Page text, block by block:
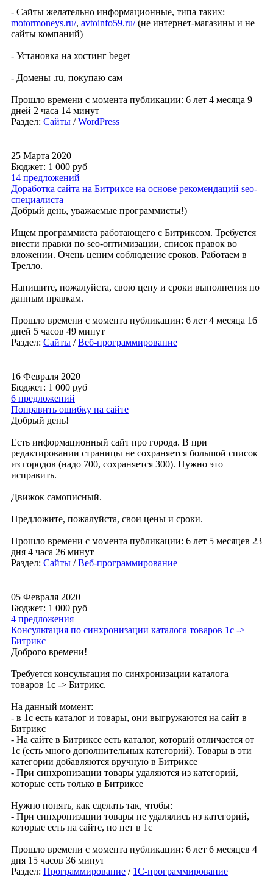
- Сайты желательно информационные, типа таких:
motormoneys.ru/, avtoinfo59.ru/(не интернет-магазины и не
сайты компаний)
- Установка на хостинг beget
- Домены .ru, покупаю сам
Прошло времени с момента публикации: 6 лет 4 месяца 9
дней 2 часа 14 минут
Раздел: Сайты /WordPress
25 Марта 2020
Бюджет: 1 000 руб
14 предложений
Доработка сайта на Битриксе на основе рекомендаций seo-
специалиста
Добрый день, уважаемые программисты!)
Ищем программиста работающего с Битриксом. Требуется
внести правки по seo-оптимизации, список правок во
вложении. Очень ценим соблюдение сроков. Работаем в
Трелло.
Напишите, пожалуйста, свою цену и сроки выполнения по
данным правкам.
Прошло времени с момента публикации: 6 лет 4 месяца 16
дней 5 часов 49 минут
Раздел: Сайты /Веб-программирование
16 Февраля 2020
Бюджет: 1 000 руб
6 предложений
Поправить ошибку на сайте
Добрый день!
Есть информационный сайт про города. В при
редактировании страницы не сохраняется большой список
из городов (надо 700, сохраняется 300). Нужно это
исправить.
Движок самописный.
Предложите, пожалуйста, свои цены и сроки.
Прошло времени с момента публикации: 6 лет 5 месяцев 23
дня 4 часа 26 минут
Раздел: Сайты /Веб-программирование
05 Февраля 2020
Бюджет: 1 000 руб
4 предложения
Консультация по синхронизации каталога товаров 1с ->
Битрикс
Доброго времени!
Требуется консультация по синхронизации каталога
товаров 1с -> Битрикс.
На данный момент:
- в 1с есть каталог и товары, они выгружаются на сайт в
Битрикс
- На сайте в Битриксе есть каталог, который отличается от
1с (есть много дополнительных категорий). Товары в эти
категории добавляются вручную в Битриксе
- При синхронизации товары удаляются из категорий,
которые есть только в Битриксе
Нужно понять, как сделать так, чтобы:
- При синхронизации товары не удалялись из категорий,
которые есть на сайте, но нет в 1с
Прошло времени с момента публикации: 6 лет 6 месяцев 4
дня 15 часов 36 минут
Раздел: Программирование / 1С-программирование